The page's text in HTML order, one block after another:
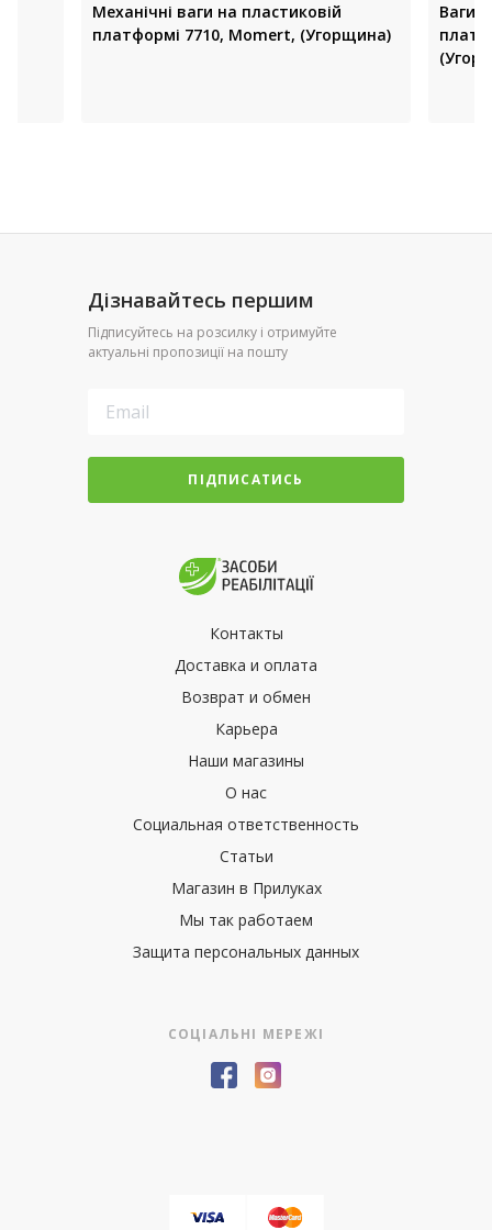
Механічні ваги на пластиковій
платформі 7710, Momert, (Угорщина)
Ваги
Дізнавайтесь першим
Підписуйтесь на розсилку і отримуйте
актуальні пропозиції на пошту
ПІДПИСАТИСЬ
Контакты
Доставка и оплата
Возврат и обмен
Карьера
Наши магазины
О нас
Социальная ответственность
Статьи
Магазин в Прилуках
Мы так работаем
Защита персональных данных
СОЦІАЛЬНІ МЕРЕЖІ